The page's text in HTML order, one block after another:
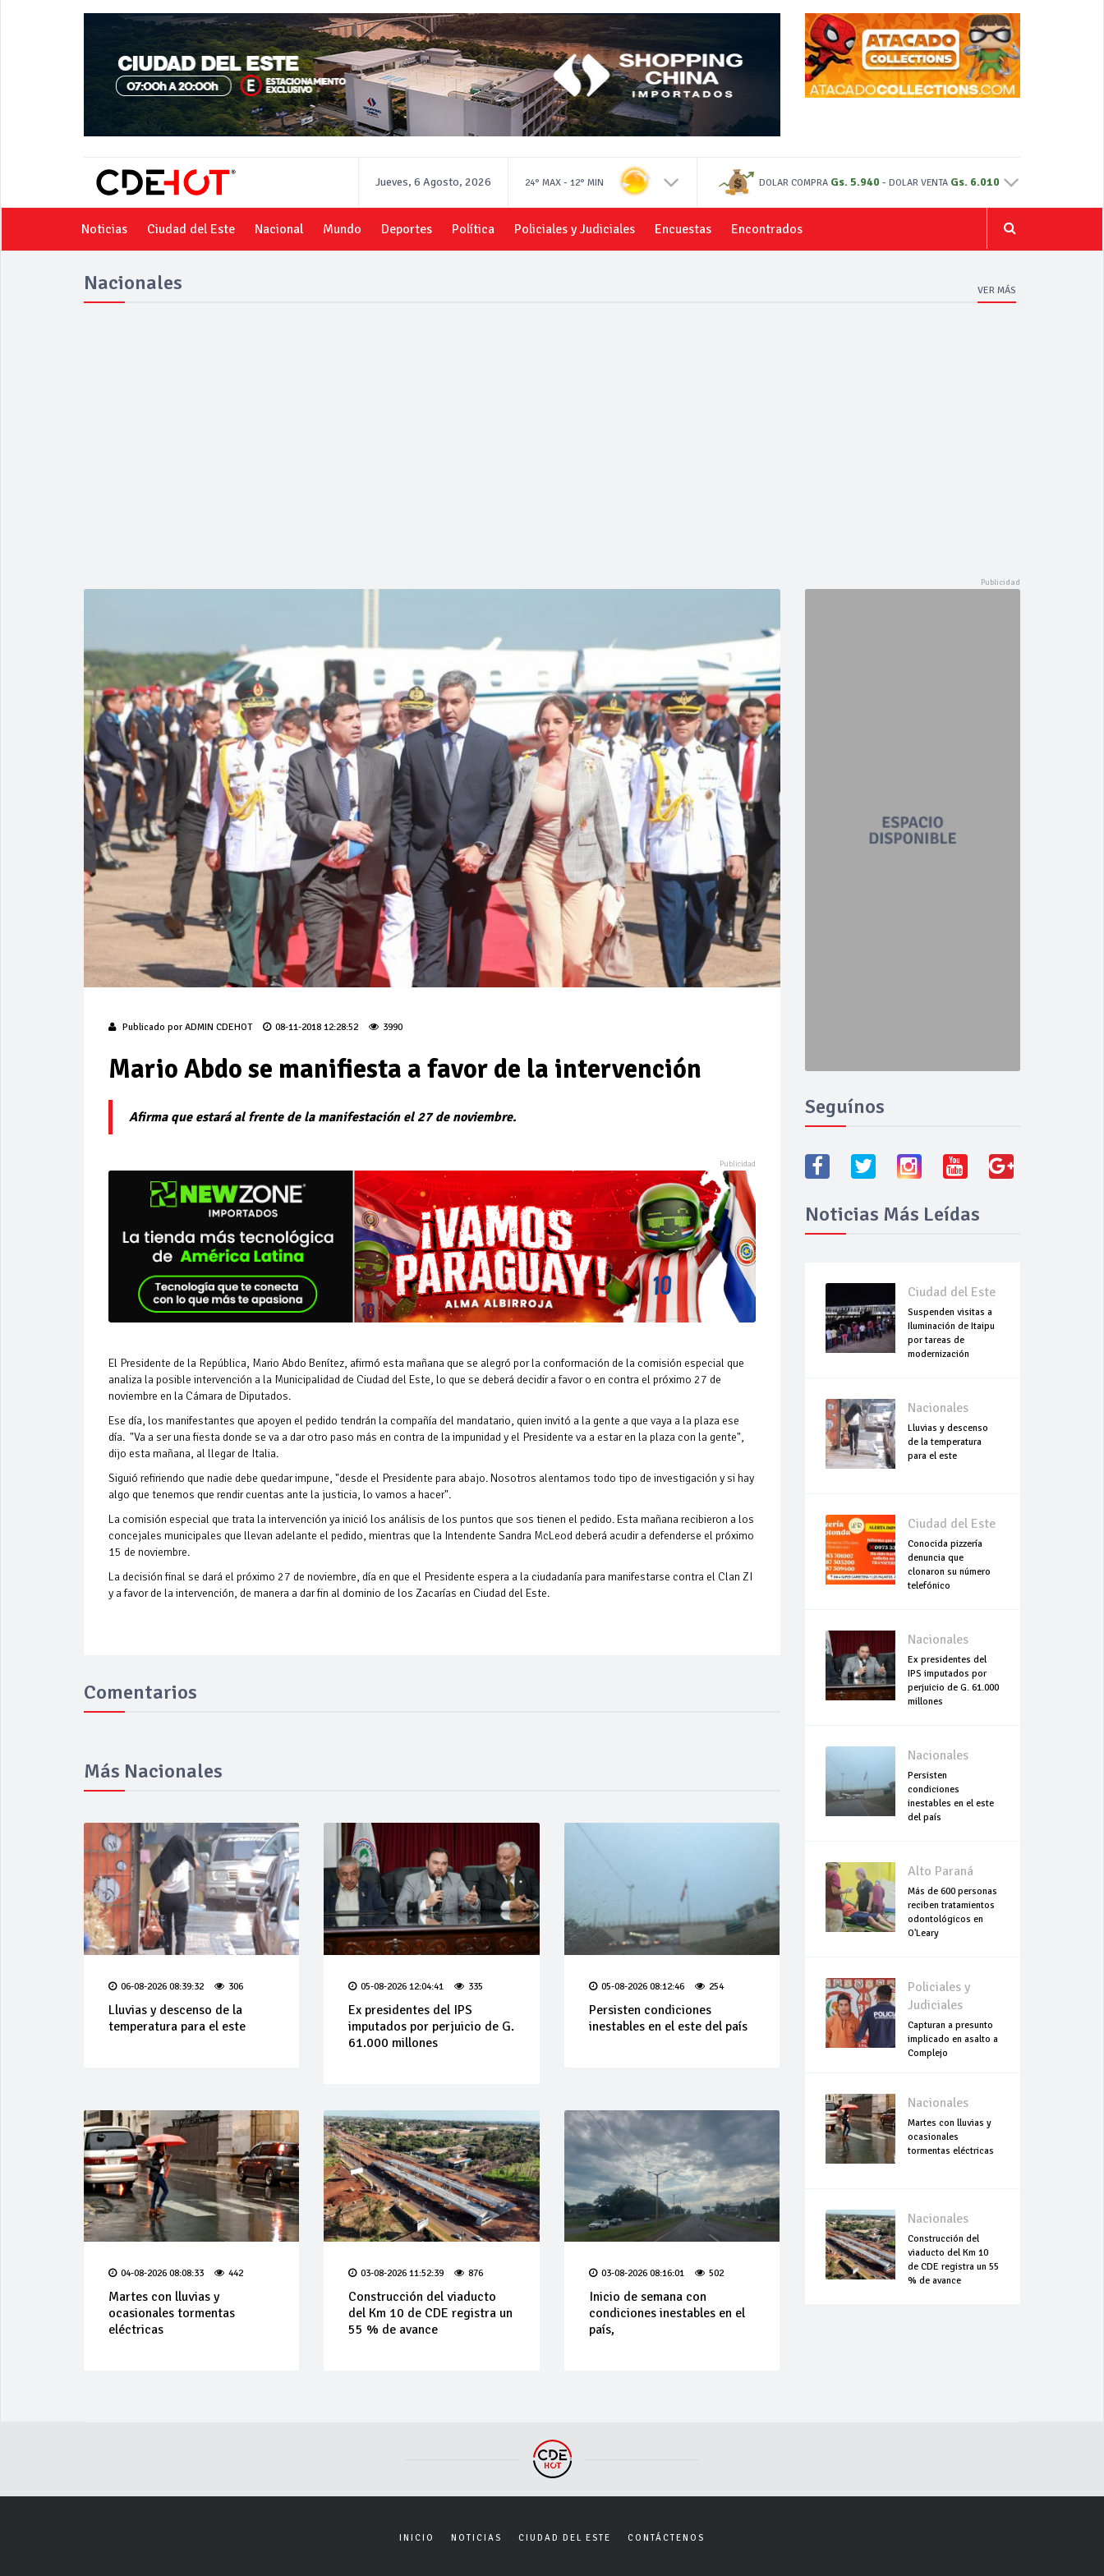
Jueves, 6 Agosto, 2026 24° MAX - 12° MIN DOLAR COMPRA Gs. 5.940 - DOLAR VENTA Gs. 6.010
Noticias Ciudad del Este Nacional Mundo Deportes Política Policiales y Judiciales Encuestas Encontrados
Nacionales VER MÁS
Publicado por ADMIN CDEHOT 08-11-2018 12:28:52 3990
Mario Abdo se manifiesta a favor de la intervención
Afirma que estará al frente de la manifestación el 27 de noviembre.
El Presidente de la República, Mario Abdo Benítez, afirmó esta mañana que se alegró por la conformación de la comisión especial que
analiza la posible intervención a la Municipalidad de Ciudad del Este, lo que se deberá decidir a favor o en contra el próximo 27 de
noviembre en la Cámara de Diputados.
Ese día, los manifestantes que apoyen el pedido tendrán la compañía del mandatario, quien invitó a la gente a que vaya a la plaza ese
día. "Va a ser una fiesta donde se va a dar otro paso más en contra de la impunidad y el Presidente va a estar en la plaza con la gente",
dijo esta mañana, al llegar de Italia.
Siguió refiriendo que nadie debe quedar impune, "desde el Presidente para abajo. Nosotros alentamos todo tipo de investigación y si hay
algo que tenemos que rendir cuentas ante la justicia, lo vamos a hacer".
La comisión especial que trata la intervención ya inició los análisis de los puntos que sos tienen el pedido. Esta mañana recibieron a los
concejales municipales que llevan adelante el pedido, mientras que la Intendente Sandra McLeod deberá acudir a defenderse el próximo
15 de noviembre.
La decisión final se dará el próximo 27 de noviembre, día en que el Presidente espera a la ciudadanía para manifestarse contra el Clan ZI
y a favor de la intervención, de manera a dar fin al dominio de los Zacarías en Ciudad del Este.
Comentarios
Más Nacionales
06-08-2026 08:39:32 306
Lluvias y descenso de la
temperatura para el este
05-08-2026 12:04:41 335
Ex presidentes del IPS
imputados por perjuicio de G.
61.000 millones
05-08-2026 08:12:46 254
Persisten condiciones
inestables en el este del país
04-08-2026 08:08:33 442
Martes con lluvias y
ocasionales tormentas
eléctricas
03-08-2026 11:52:39 876
Construcción del viaducto
del Km 10 de CDE registra un
55 % de avance
03-08-2026 08:16:01 502
Inicio de semana con
condiciones inestables en el
país,
Seguínos
Noticias Más Leídas
Ciudad del Este
Suspenden visitas a
Iluminación de Itaipu
por tareas de
modernización
Nacionales
Lluvias y descenso
de la temperatura
para el este
Ciudad del Este
Conocida pizzería
denuncia que
clonaron su número
telefónico
Nacionales
Ex presidentes del
IPS imputados por
perjuicio de G. 61.000
millones
Nacionales
Persisten
condiciones
inestables en el este
del país
Alto Paraná
Más de 600 personas
reciben tratamientos
odontológicos en
O'Leary
Policiales y
Judiciales
Capturan a presunto
implicado en asalto a
Complejo
Nacionales
Martes con lluvias y
ocasionales
tormentas eléctricas
Nacionales
Construcción del
viaducto del Km 10
de CDE registra un 55
% de avance
INICIO NOTICIAS CIUDAD DEL ESTE CONTÁCTENOS